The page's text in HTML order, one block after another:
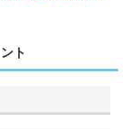
ト